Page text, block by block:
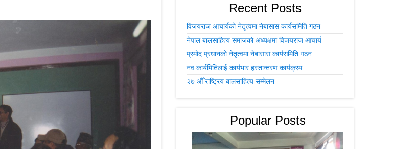
Recent Posts
विजयराज आचार्यको नेतृत्वमा नेबासास कार्यसमिति गठन
नेपाल बालसाहित्य समाजको अध्यक्षमा विजयराज आचार्य
प्रमोद प्रधानको नेतृत्वमा नेबासास कार्यसमिति गठन
नव कार्यमितिलाई कार्यभार हस्तान्तरण कार्यक्रम
२७ औँ राष्ट्रिय बालसाहित्य सम्मेलन
Popular Posts